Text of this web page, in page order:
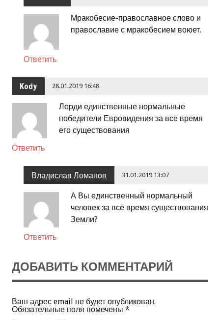
Мракобесие-православное слово и
православие с мракобесием воюет.
Ответить
Kody 28.01.2019 16:48
Лорди единственные нормальные
победители Евровидения за все время
его существования
Ответить
Владислав Ломанов 31.01.2019 13:07
А Вы единственный нормальный
человек за всё время существования
Земли?
Ответить
ДОБАВИТЬ КОММЕНТАРИЙ
Ваш адрес email не будет опубликован.
Обязательные поля помечены *